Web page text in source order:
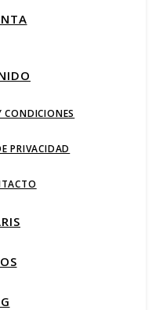
CONDICIONES
PRIVACIDAD